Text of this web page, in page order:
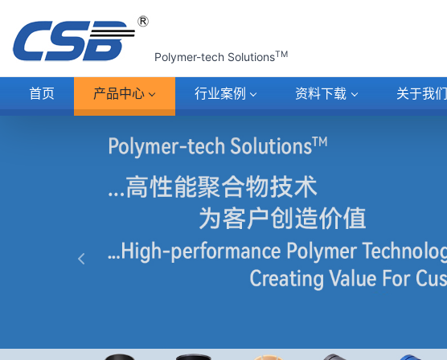
Polymer-tech SolutionsTM
首页 产品中心 行业案例 资料下载 关于我们
上一张